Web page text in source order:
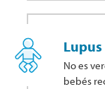
No es
bebés